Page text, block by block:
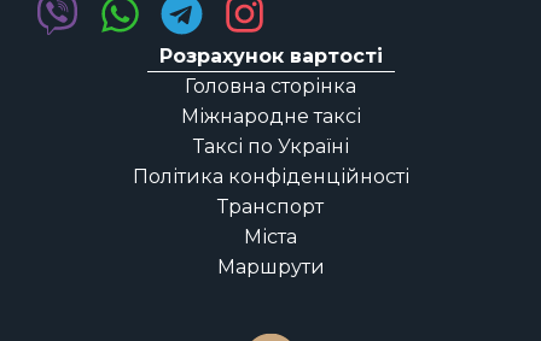
Розрахунок вартості
Головна сторінка
Міжнародне таксі
Таксі по Україні
Політика конфіденційності
Транспорт
Міста
Маршрути